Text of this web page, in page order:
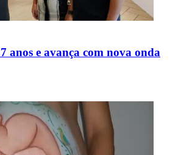
anos e avança com nova onda